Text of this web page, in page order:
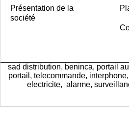
Présentation de la
société
sad distribution, beninca, portail
portail, telecommande,
electricite, alarme,